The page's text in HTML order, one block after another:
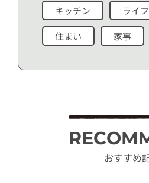
キッチン ライ
住まい 家事
おすすめ